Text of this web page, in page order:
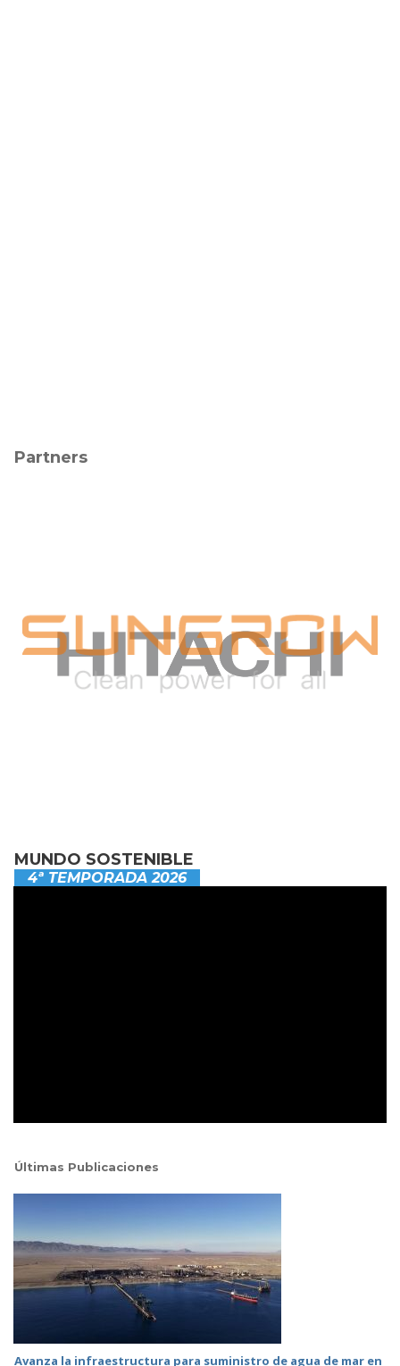
Partners
MUNDO SOSTENIBLE
4ª TEMPORADA 2026
Últimas Publicaciones
Avanza la infraestructura para suministro de agua de mar en